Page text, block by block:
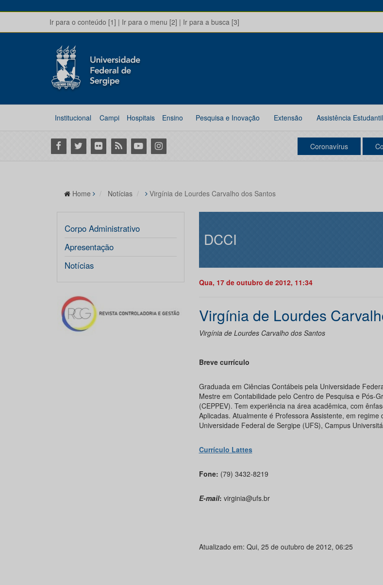
Ir para o conteúdo [1] | Ir para o menu [2] | Ir para a busca [3]
Institucional Campi Hospitais Ensino Pesquisa e Inovação Extensão Assistência Estudantil
Facebook
Twitter Flickr RSS YoutubeInstagram Coronavírus
Home Notícias Virgínia de Lourdes Carvalho dos Santos
Corpo Administrativo
Apresentação
Notícias
DCCI
Qua, 17 de outubro de 2012, 11:34
Virgínia de Lourdes
Virgínia de Lourdes Carvalho dos Santos
Breve currículo
Graduada em Ciências Contábeis pela Universidade
Mestre em Contabilidade pelo Centro de Pesquisa e Pós-
(CEPPEV). Tem experiência na área acadêmica, com
Aplicadas. Atualmente é Professora Assistente, em regime
Universidade Federal de Sergipe (UFS), Campus
Currículo Lattes
Fone: (79) 3432-8219
E-mail: virginia@ufs.br
Atualizado em: Qui, 25 de outubro de 2012, 06:25